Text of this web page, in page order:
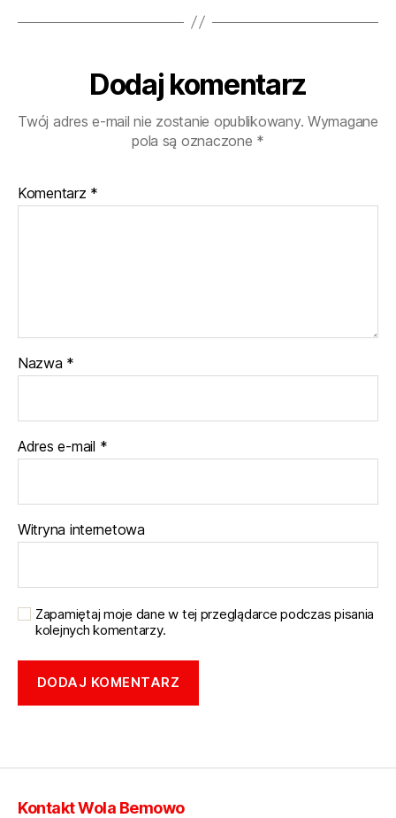
Dodaj komentarz
Twój adres e-mail nie zostanie opublikowany. Wymagane
pola są oznaczone *
Komentarz *
Nazwa *
Adres e-mail *
Witryna internetowa
Zapamiętaj moje dane w tej przeglądarce podczas pisania
kolejnych komentarzy.
Kontakt Wola Bemowo